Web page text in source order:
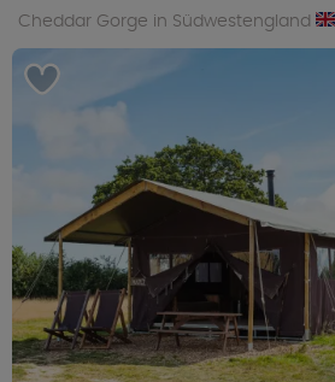
Cheddar Gorge in Südwestengland